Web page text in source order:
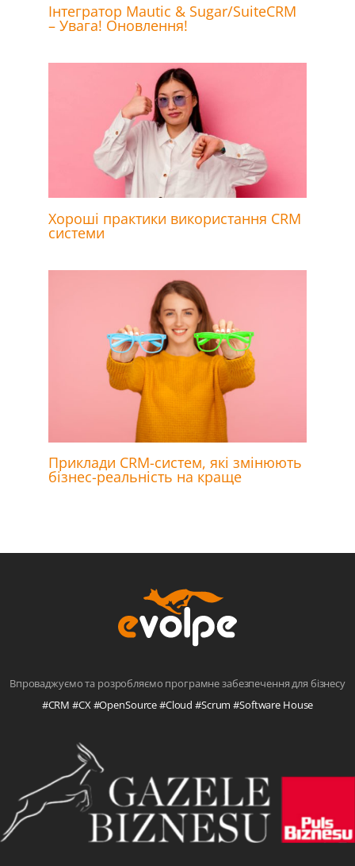
Інтегратор Mautic & Sugar/SuiteCRM
– Увага! Оновлення!
Хороші практики використання CRM
системи
Приклади CRM-систем, які змінюють
бізнес-реальність на краще
Впроваджуємо та розробляємо програмне забезпечення для бізнесу
#CRM #CX #OpenSource #Cloud #Scrum #Software House